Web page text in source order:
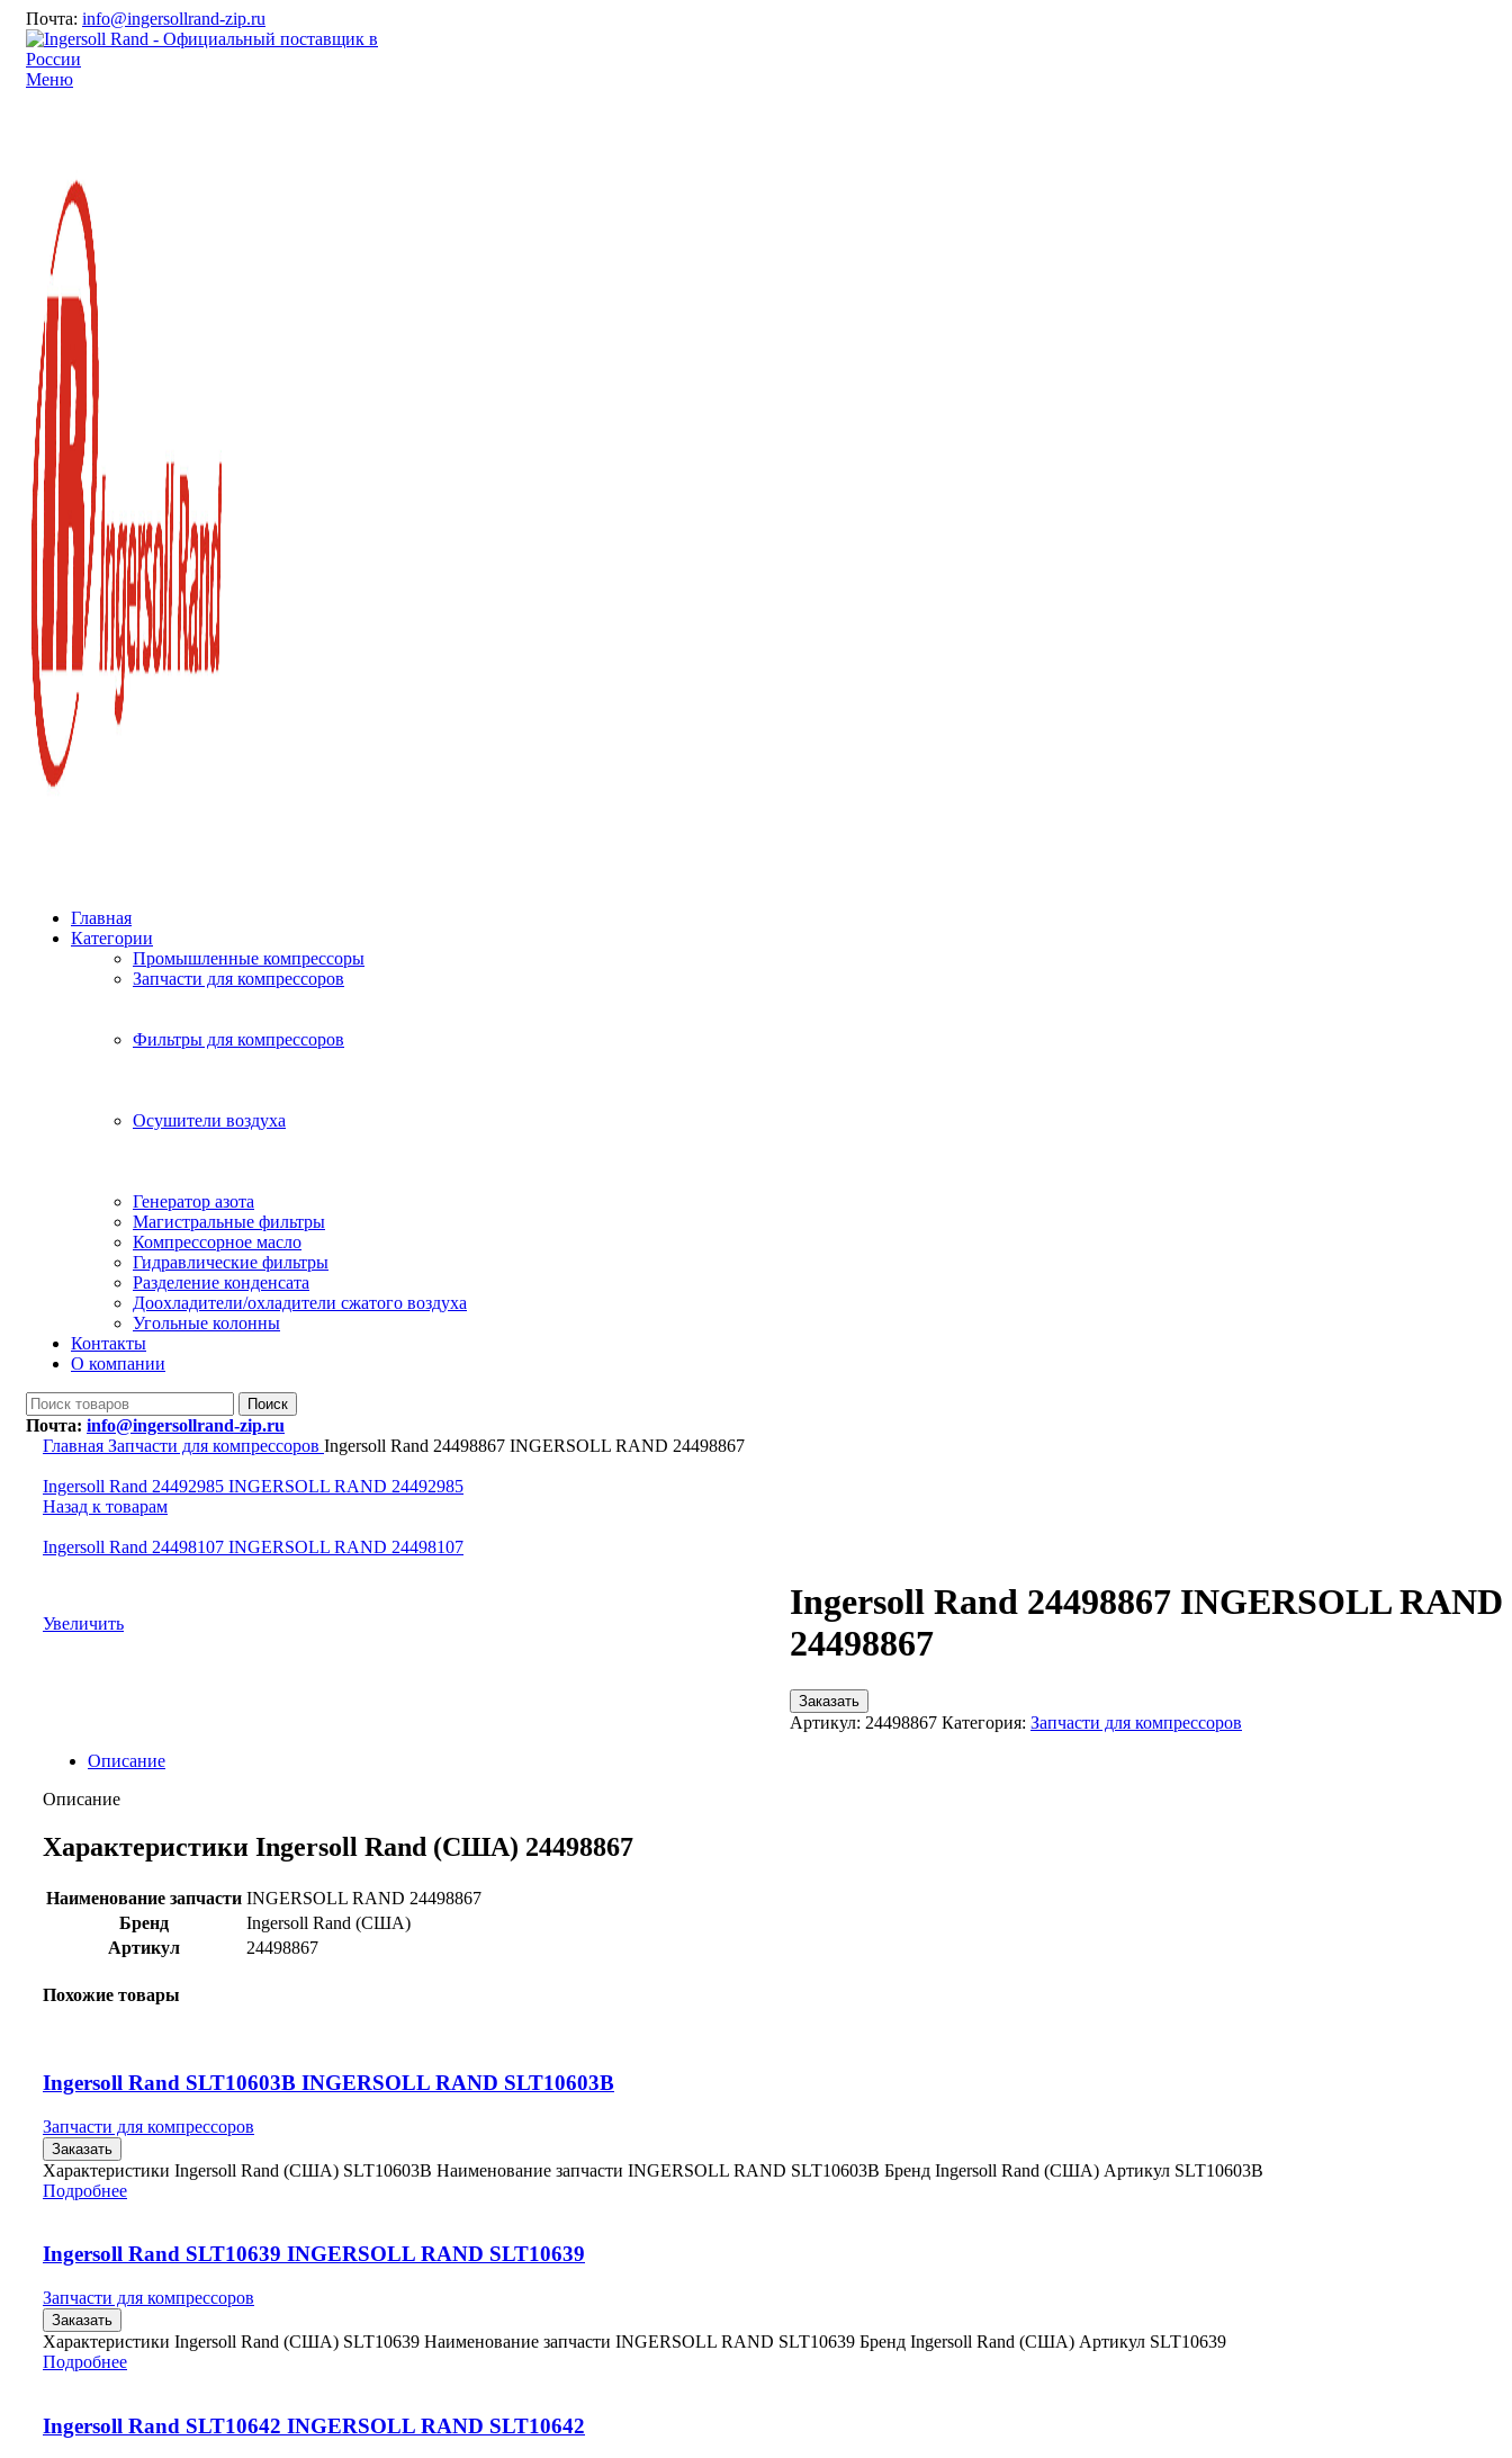
Почта: info@ingersollrand-zip.ru
Меню
Главная
Категории
Промышленные компрессоры
Запчасти для компрессоров
Фильтры для компрессоров
Осушители воздуха
Генератор азота
Магистральные фильтры
Компрессорное масло
Гидравлические фильтры
Разделение конденсата
Доохладители/охладители сжатого воздуха
Угольные колонны
Контакты
О компании
Поиск
Почта: info@ingersollrand-zip.ru
Главная Запчасти для компрессоров Ingersoll Rand 24498867 INGERSOLL RAND 24498867
Ingersoll Rand 24492985 INGERSOLL RAND 24492985
Назад к товарам
Ingersoll Rand 24498107 INGERSOLL RAND 24498107
Увеличить
Ingersoll Rand 24498867 INGERSOLL RAND
24498867
Заказать
Артикул: 24498867 Категория: Запчасти для компрессоров
Описание
Описание
Характеристики Ingersoll Rand (США) 24498867
Наименование запчасти INGERSOLL RAND 24498867
Бренд
Ingersoll Rand (США)
Артикул
24498867
Похожие товары
Ingersoll Rand SLT10603B INGERSOLL RAND SLT10603B
Запчасти для компрессоров
Заказать
Характеристики Ingersoll Rand (США) SLT10603B Наименование запчасти INGERSOLL RAND SLT10603B Бренд Ingersoll Rand (США) Артикул SLT10603B
Подробнее
Ingersoll Rand SLT10639 INGERSOLL RAND SLT10639
Запчасти для компрессоров
Заказать
Характеристики Ingersoll Rand (США) SLT10639 Наименование запчасти INGERSOLL RAND SLT10639 Бренд Ingersoll Rand (США) Артикул SLT10639
Подробнее
Ingersoll Rand SLT10642 INGERSOLL RAND SLT10642